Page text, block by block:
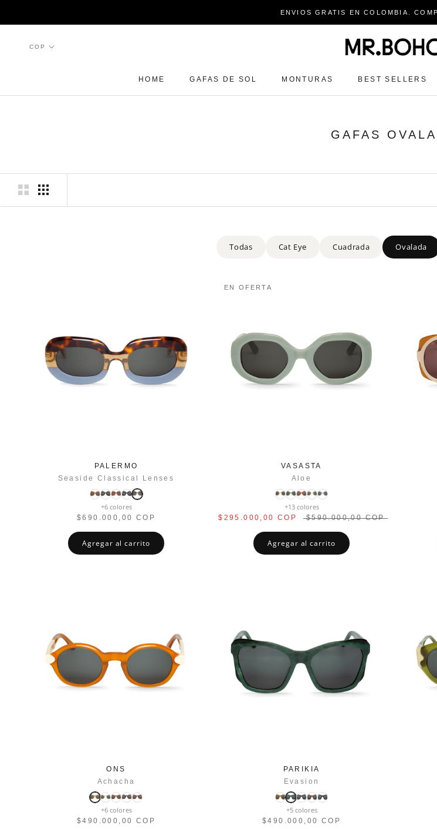
ENVIOS GRATIS EN COLOMBIA.
HOME
GAFAS DE SOL
MONTURAS
BEST SELLERS
GAFAS
Todas Cat Eye Cuadrada Ovalada
PALERMO
Seaside Classical Lenses
+6 colores
$690.000,00 COP
Agregar al carrito
EN OFERTA
VASASTA
Aloe
+13 colores
$295.000,00 COP $590.000,00 COP
Agregar al carrito
ONS
Achacha
+6 colores
$490.000,00 COP
PARIKIA
Evasion
+5 colores
$490.000,00 COP